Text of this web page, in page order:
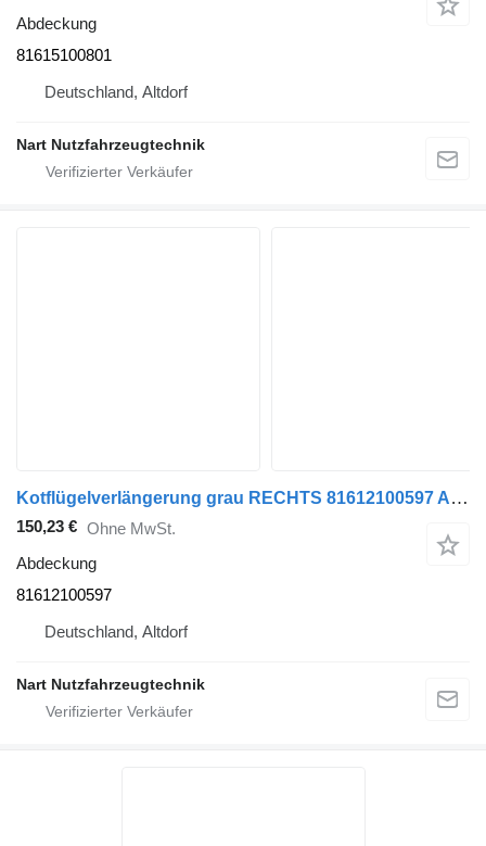
Abdeckung
81615100801
Deutschland, Altdorf
Nart Nutzfahrzeugtechnik
Kotflügelverlängerung grau RECHTS 81612100597 Abdeckung für MAN TGA Sattelzugmaschine
150,23 € Ohne MwSt.
Abdeckung
81612100597
Deutschland, Altdorf
Nart Nutzfahrzeugtechnik